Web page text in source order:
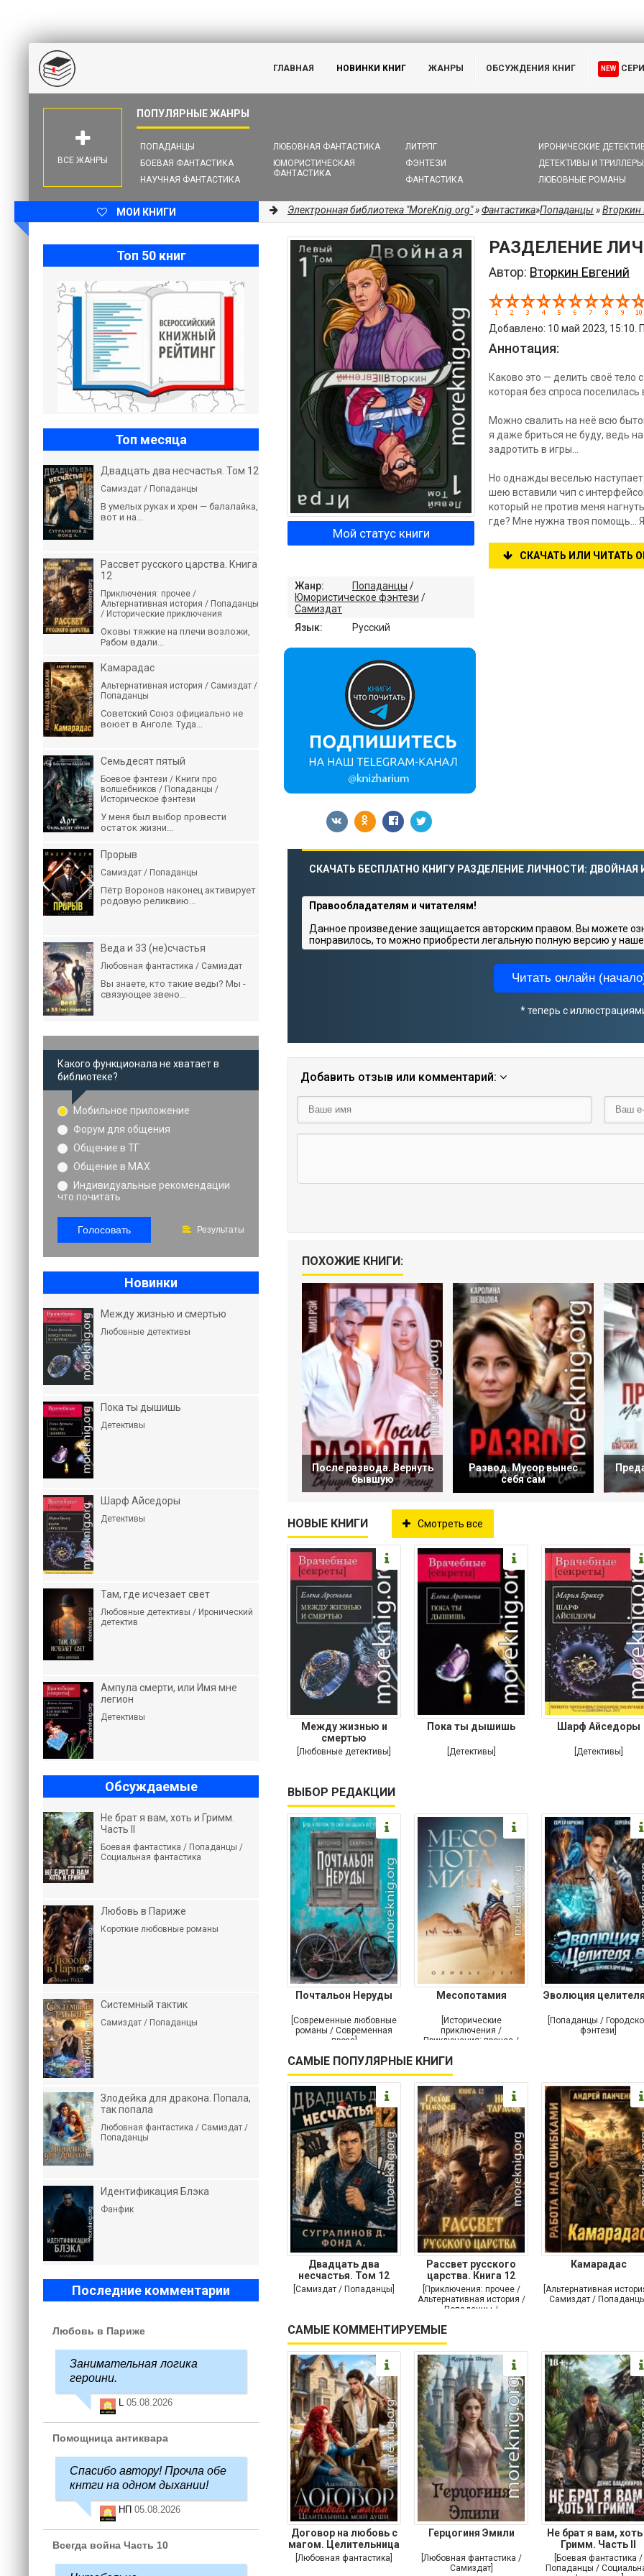
ГЛАВНАЯ НОВИНКИ КНИГ ЖАНРЫ ОБСУЖДЕНИЯ КНИГ NEW
ПОПАДАНЦЫ
БОЕВАЯ ФАНТАСТИКА
НАУЧНАЯ ФАНТАСТИКА
ЛЮБОВНАЯ ФАНТАСТИКА
ЮМОРИСТИЧЕСКАЯ
ФАНТАСТИКА
ЛИТРПГ
ФЭНТЕЗИ
ФАНТАСТИКА
ИРОНИЧЕСКИЕ
ДЕТЕКТИВЫ И ТРИЛЛЕРЫ
ЛЮБОВНЫЕ РОМАНЫ
ВСЕ ЖАНРЫ
МОИ КНИГИ Электронная библиотека "MoreKnig.org"»Фантастика»Попаданцы »Вторкин
РАЗДЕЛЕНИЕ
Автор: Вторкин Евгений
Добавлено: 10 май 2023, 15:10.
Аннотация:
Каково это — делить своё
которая без спроса
Можно свалить на неё всю
я даже бриться не буду, ведь
задротить в игры…
Но однажды веселью
шею вставили чип с
который не против меня
где? Мне нужна твоя помощь… Я
СКАЧАТЬ ИЛИ ЧИТАТЬ
Мой статус книги
Жанр: Попаданцы /
Юмористическое фэнтези /
Самиздат
Язык:
Русский
СКАЧАТЬ БЕСПЛАТНО КНИГУ РАЗДЕЛЕНИЕ ЛИЧНОСТИ: ДВОЙНАЯ
Правообладателям и читателям!
Данное произведение защищается авторским правом. Вы можете
понравилось, то можно приобрести легальную полную версию у
Читать онлайн
* теперь с
Добавить отзыв или комментарий:
ПОХОЖИЕ КНИГИ:
После развода. Вернуть
бывшую
Развод. Мусор вынес
себя сам
НОВЫЕ КНИГИ Смотреть все
Между жизнью и
смертью
[Любовные детективы]
Пока ты дышишь
[Детективы]
Шарф Айседоры
[Детективы]
ВЫБОР РЕДАКЦИИ
Почтальон Неруды
[Современные любовные
романы / Современная
проза]
Месопотамия
[Исторические
приключения /
Приключения: прочее /
Историческая проза]
Эволюция
[Попаданцы /
фэнтези]
САМЫЕ ПОПУЛЯРНЫЕ КНИГИ
Двадцать два
несчастья. Том 12
[Самиздат / Попаданцы]
Рассвет русского
царства. Книга 12
[Приключения: прочее /
Альтернативная история /
Попаданцы /
приключения]
Камарадас
[Альтернативная
Самиздат /
САМЫЕ КОММЕНТИРУЕМЫЕ
Договор на любовь с
магом. Целительница
моей души
[Любовная фантастика]
Герцогиня Эмили
[Любовная фантастика /
Самиздат]
Не брат я вам, хоть
Гримм. Часть II
[Боевая фантастика /
Попаданцы /
Топ 50 книг
Топ месяца
Двадцать два несчастья. Том 12
Самиздат / Попаданцы
В умелых руках и хрен — балалайка,
вот и на...
Рассвет русского царства. Книга
12
Приключения: прочее /
Альтернативная история / Попаданцы
/ Исторические приключения
Оковы тяжкие на плечи возложи,
Рабом вдали...
Камарадас
Альтернативная история / Самиздат /
Попаданцы
Советский Союз официально не
воюет в Анголе. Туда...
Семьдесят пятый
Боевое фэнтези / Книги про
волшебников / Попаданцы /
Историческое фэнтези
У меня был выбор провести
остаток жизни...
Прорыв
Самиздат / Попаданцы
Пётр Воронов наконец активирует
родовую реликвию...
Веда и 33 (не)счастья
Любовная фантастика / Самиздат
Вы знаете, кто такие веды? Мы -
связующее звено...
Какого функционала не хватает в
библиотеке?
Мобильное приложение
Форум для общения
Общение в ТГ
Общение в MAX
Индивидуальные рекомендации
что почитать
Голосовать Результаты
Новинки
Между жизнью и смертью
Любовные детективы
Пока ты дышишь
Детективы
Шарф Айседоры
Детективы
Там, где исчезает свет
Любовные детективы / Иронический
детектив
Ампула смерти, или Имя мне
легион
Детективы
Обсуждаемые
Не брат я вам, хоть и Гримм.
Часть II
Боевая фантастика / Попаданцы /
Социальная фантастика
Любовь в Париже
Короткие любовные романы
Системный тактик
Самиздат / Попаданцы
Злодейка для дракона. Попала,
так попала
Любовная фантастика / Самиздат /
Попаданцы
Идентификация Блэка
Фанфик
Последние комментарии
Любовь в Париже
Занимательная логика
героини.
L 05.08.2026
Помощница антиквара
Спасибо автору! Прочла обе
кнтги на одном дыхании!
НП 05.08.2026
Всегда война Часть 10